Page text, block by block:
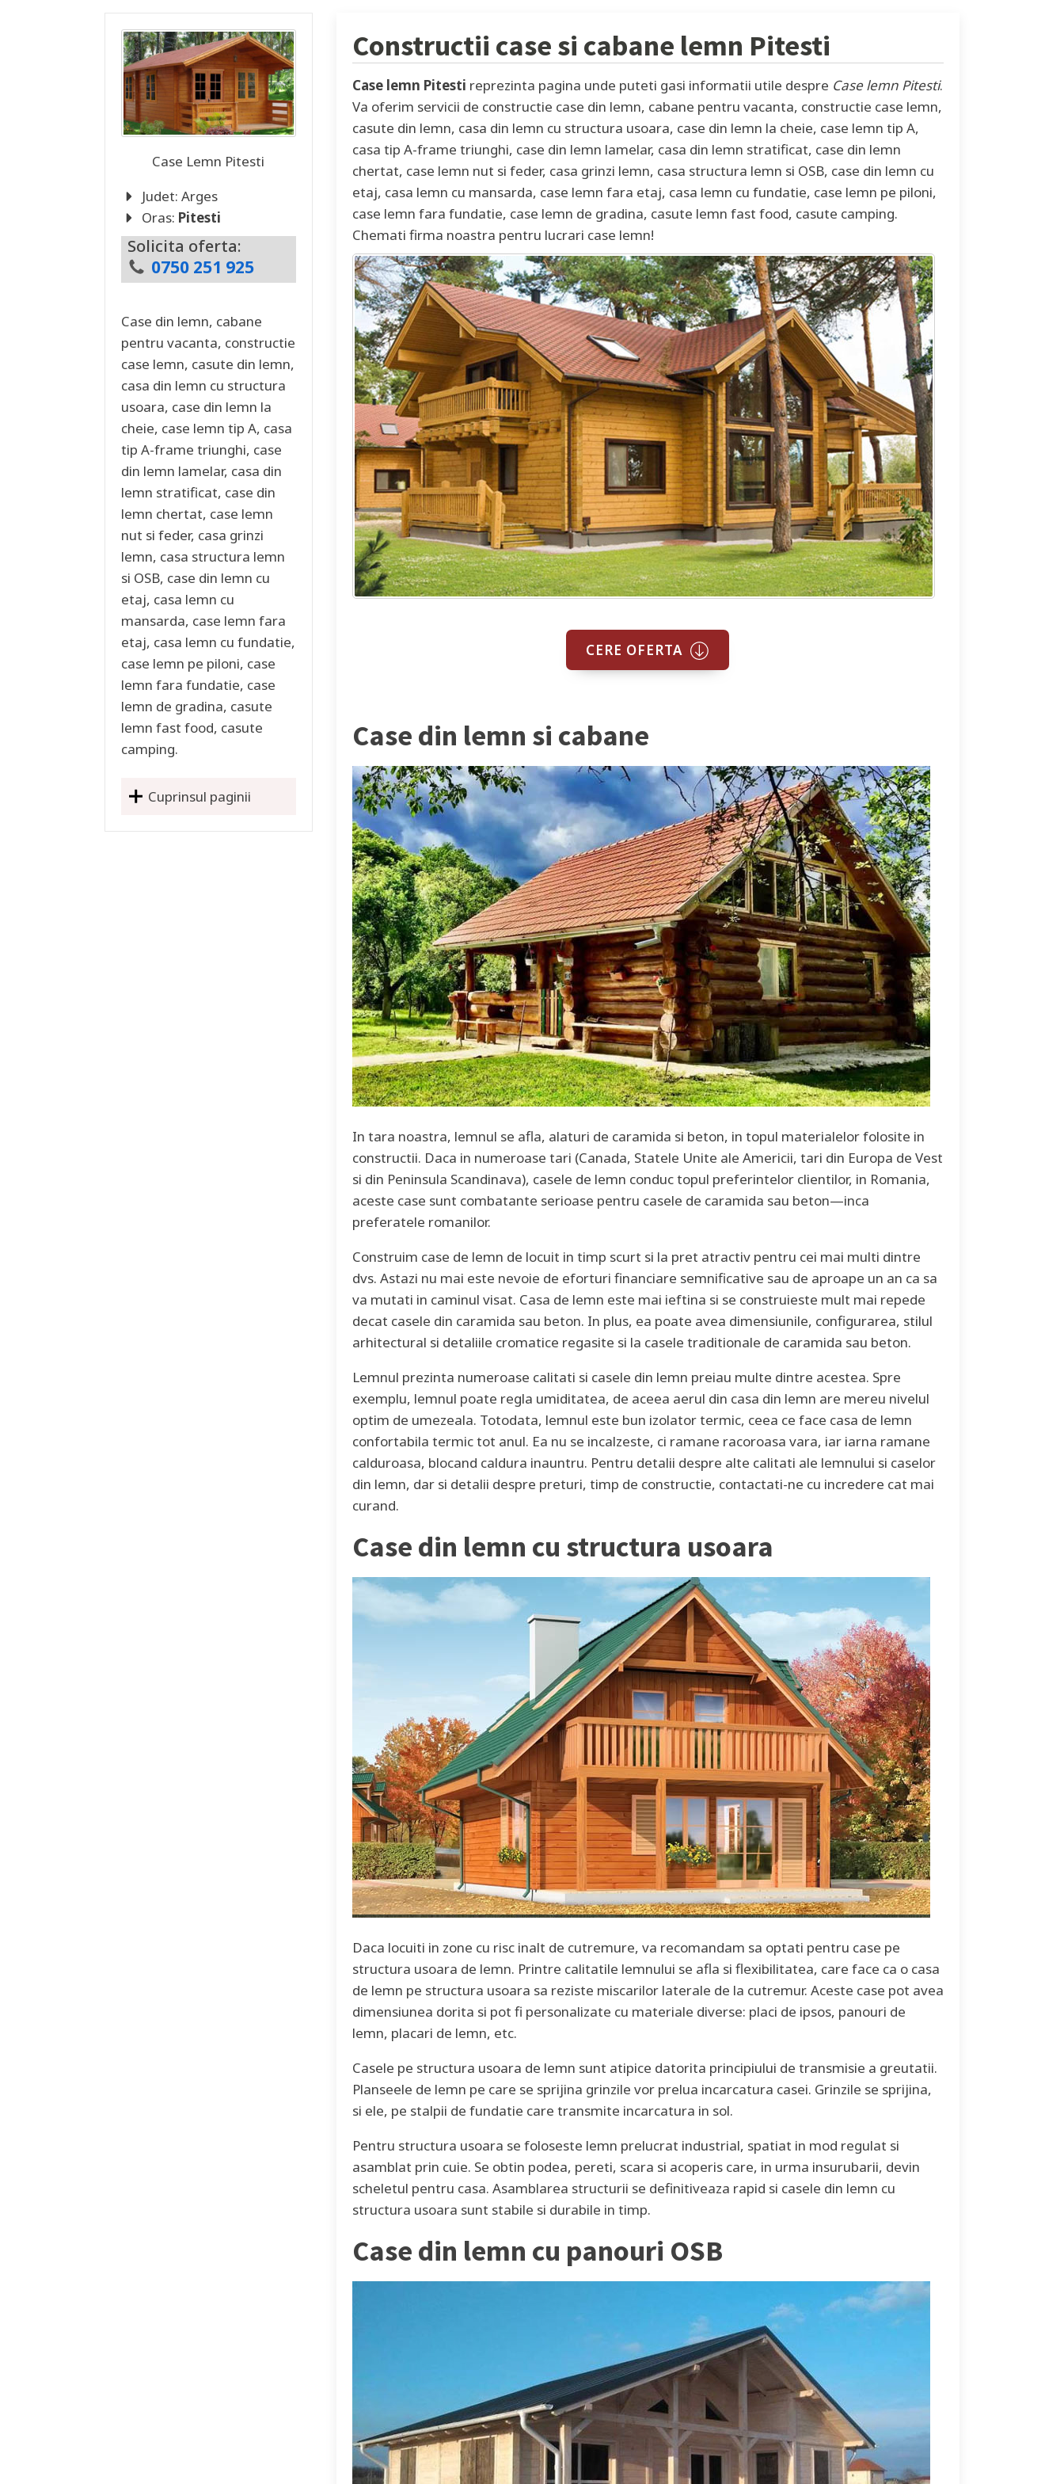
Case Lemn Pitesti
Judet: Arges
Oras: Pitesti
Solicita oferta:
0750 251 925
Case din lemn, cabane
pentru vacanta, constructie
case lemn, casute din lemn,
casa din lemn cu structura
usoara, case din lemn la
cheie, case lemn tip A, casa
tip A-frame triunghi, case
din lemn lamelar, casa din
lemn stratificat, case din
lemn chertat, case lemn
nut si feder, casa grinzi
lemn, casa structura lemn
si OSB, case din lemn cu
etaj, casa lemn cu
mansarda, case lemn fara
etaj, casa lemn cu fundatie,
case lemn pe piloni, case
lemn fara fundatie, case
lemn de gradina, casute
lemn fast food, casute
camping.
Cuprinsul paginii
Constructii case si cabane lemn Pitesti
Case lemn Pitesti reprezinta pagina unde puteti gasi informatii utile despre Case lemn Pitesti.
Va oferim servicii de constructie case din lemn, cabane pentru vacanta, constructie case lemn,
casute din lemn, casa din lemn cu structura usoara, case din lemn la cheie, case lemn tip A,
casa tip A-frame triunghi, case din lemn lamelar, casa din lemn stratificat, case din lemn
chertat, case lemn nut si feder, casa grinzi lemn, casa structura lemn si OSB, case din lemn cu
etaj, casa lemn cu mansarda, case lemn fara etaj, casa lemn cu fundatie, case lemn pe piloni,
case lemn fara fundatie, case lemn de gradina, casute lemn fast food, casute camping.
Chemati firma noastra pentru lucrari case lemn!
CERE OFERTA
Case din lemn si cabane
In tara noastra, lemnul se afla, alaturi de caramida si beton, in topul materialelor folosite in
constructii. Daca in numeroase tari (Canada, Statele Unite ale Americii, tari din Europa de Vest
si din Peninsula Scandinava), casele de lemn conduc topul preferintelor clientilor, in Romania,
aceste case sunt combatante serioase pentru casele de caramida sau beton—inca
preferatele romanilor.
Construim case de lemn de locuit in timp scurt si la pret atractiv pentru cei mai multi dintre
dvs. Astazi nu mai este nevoie de eforturi financiare semnificative sau de aproape un an ca sa
va mutati in caminul visat. Casa de lemn este mai ieftina si se construieste mult mai repede
decat casele din caramida sau beton. In plus, ea poate avea dimensiunile, configurarea, stilul
arhitectural si detaliile cromatice regasite si la casele traditionale de caramida sau beton.
Lemnul prezinta numeroase calitati si casele din lemn preiau multe dintre acestea. Spre
exemplu, lemnul poate regla umiditatea, de aceea aerul din casa din lemn are mereu nivelul
optim de umezeala. Totodata, lemnul este bun izolator termic, ceea ce face casa de lemn
confortabila termic tot anul. Ea nu se incalzeste, ci ramane racoroasa vara, iar iarna ramane
calduroasa, blocand caldura inauntru. Pentru detalii despre alte calitati ale lemnului si caselor
din lemn, dar si detalii despre preturi, timp de constructie, contactati-ne cu incredere cat mai
curand.
Case din lemn cu structura usoara
Daca locuiti in zone cu risc inalt de cutremure, va recomandam sa optati pentru case pe
structura usoara de lemn. Printre calitatile lemnului se afla si flexibilitatea, care face ca o casa
de lemn pe structura usoara sa reziste miscarilor laterale de la cutremur. Aceste case pot avea
dimensiunea dorita si pot fi personalizate cu materiale diverse: placi de ipsos, panouri de
lemn, placari de lemn, etc.
Casele pe structura usoara de lemn sunt atipice datorita principiului de transmisie a greutatii.
Planseele de lemn pe care se sprijina grinzile vor prelua incarcatura casei. Grinzile se sprijina,
si ele, pe stalpii de fundatie care transmite incarcatura in sol.
Pentru structura usoara se foloseste lemn prelucrat industrial, spatiat in mod regulat si
asamblat prin cuie. Se obtin podea, pereti, scara si acoperis care, in urma insurubarii, devin
scheletul pentru casa. Asamblarea structurii se definitiveaza rapid si casele din lemn cu
structura usoara sunt stabile si durabile in timp.
Case din lemn cu panouri OSB